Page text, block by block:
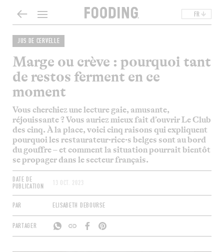
FR
JUS DE CERVELLE
Marge ou crève : pourquoi tant
de restos ferment en ce
moment
Vous cherchiez une lecture gaie, amusante,
réjouissante ? Vous auriez mieux fait d’ouvrirLe Club
des cinq. À la place, voici cinq raisons qui expliquent
pourquoi les restaurateur·rice·s belges sont au bord
du gouffre – et comment la situation pourrait bientôt
se propager dans le secteur français.
DATE DE
PUBLICATION
13 OCT. 2023
PAR ELISABETH DEBOURSE
PARTAGER